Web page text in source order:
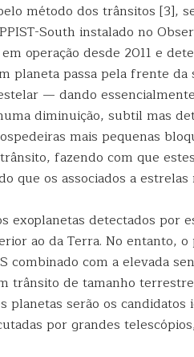
método dos trânsitos [3],
South instalado no
operação desde 2011 e
planeta passa pela frente da
— dando
diminuição, subtil mas
mais pequenas
fazendo com que
que os associados a estrelas
exoplanetas detectados por
ao da Terra. No entanto, o
combinado com a elevada
trânsito de tamanho
planetas serão os candidatos
por grandes